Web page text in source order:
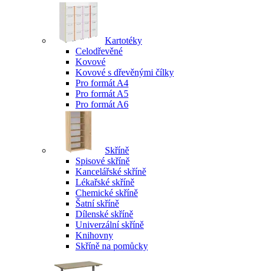
Kartotéky
Celodřevěné
Kovové
Kovové s dřevěnými čílky
Pro formát A4
Pro formát A5
Pro formát A6
Skříně
Spisové skříně
Kancelářské skříně
Lékařské skříně
Chemické skříně
Šatní skříně
Dílenské skříně
Univerzální skříně
Knihovny
Skříně na pomůcky